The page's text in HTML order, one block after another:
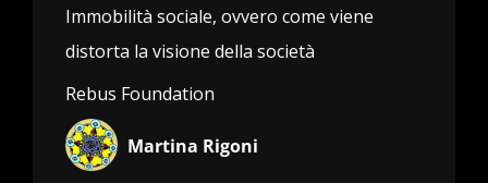
Immobilità sociale, ovvero come viene
distorta la visione della società
Rebus Foundation
Martina Rigoni